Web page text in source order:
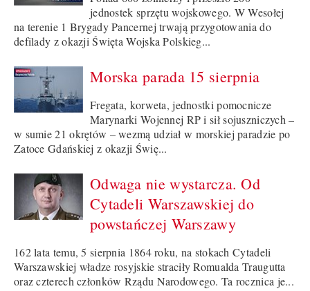
jednostek sprzętu wojskowego. W Wesołej
na terenie 1 Brygady Pancernej trwają przygotowania do
defilady z okazji Święta Wojska Polskieg...
Morska parada 15 sierpnia
Fregata, korweta, jednostki pomocnicze
Marynarki Wojennej RP i sił sojuszniczych –
w sumie 21 okrętów – wezmą udział w morskiej paradzie po
Zatoce Gdańskiej z okazji Świę...
Odwaga nie wystarcza. Od
Cytadeli Warszawskiej do
powstańczej Warszawy
162 lata temu, 5 sierpnia 1864 roku, na stokach Cytadeli
Warszawskiej władze rosyjskie straciły Romualda Traugutta
oraz czterech członków Rządu Narodowego. Ta rocznica je...